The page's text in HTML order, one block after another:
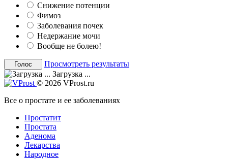
Снижение потенции
Фимоз
Заболевания почек
Недержание мочи
Вообще не болею!
Просмотреть результаты
Загрузка ...
© 2026 VProst.ru
Все о простате и ее заболеваниях
Простатит
Простата
Аденома
Лекарства
Народное